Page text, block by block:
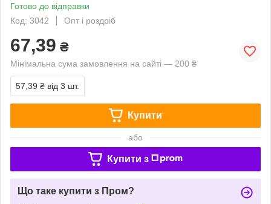
Готово до відправки
Код: 3042
Опт і роздріб
67,39 ₴
Мінімальна сума замовлення на сайті — 200 ₴
57,39 ₴ від 3 шт.
Купити
або
Купити з
Що таке купити з Пром?